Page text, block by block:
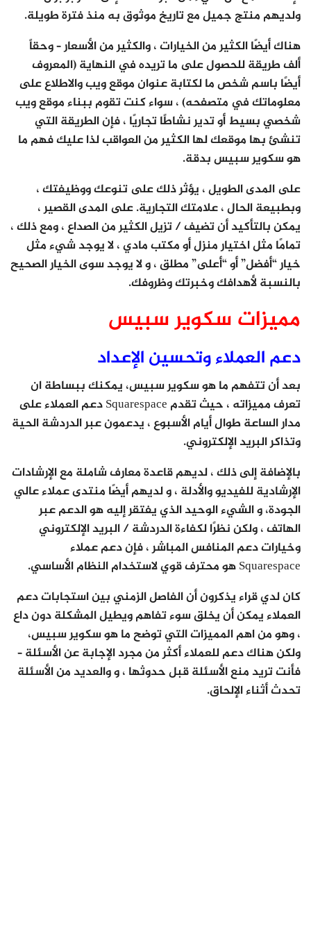
ولديهم منتج جميل مع تاريخ موثوق به منذ فترة طويلة.
هناك أيضًا الكثير من الخيارات ، والكثير من الأسعار – وحقاً
ألف طريقة للحصول على ما تريده في النهاية (المعروف
أيضًا باسم شخص ما لكتابة عنوان موقع ويب والاطلاع على
معلوماتك في متصفحه) ، سواء كنت تقوم ببناء موقع ويب
شخصي بسيط أو تدير نشاطًا تجاريًا ، فإن الطريقة التي
تنشئ بها موقعك لها الكثير من العواقب لذا عليك فهم ما
هو سكوير سبيس بدقة.
على المدى الطويل ، يؤثر ذلك على تنوعك ووظيفتك ،
وبطبيعة الحال ، علامتك التجارية. على المدى القصير ،
يمكن بالتأكيد أن تضيف / تزيل الكثير من الصداع ، ومع ذلك ،
تمامًا مثل اختيار منزل أو مكتب مادي ، لا يوجد شيء مثل
خيار “أفضل” أو “أعلى” مطلق ، و لا يوجد سوى الخيار الصحيح
بالنسبة لأهدافك وخبرتك وظروفك.
مميزات سكوير سبيس
دعم العملاء وتحسين الإعداد
بعد أن تتفهم ما هو سكوير سبيس، يمكنك ببساطة ان
تعرف مميزاته ، حيث تقدم Squarespace دعم العملاء على
مدار الساعة طوال أيام الأسبوع ، يدعمون عبر الدردشة الحية
وتذاكر البريد الإلكتروني.
بالإضافة إلى ذلك ، لديهم قاعدة معارف شاملة مع الإرشادات
الإرشادية للفيديو والأدلة ، و لديهم أيضًا منتدى عملاء عالي
الجودة، و الشيء الوحيد الذي يفتقر إليه هو الدعم عبر
الهاتف ، ولكن نظرًا لكفاءة الدردشة / البريد الإلكتروني
وخيارات دعم المنافس المباشر ، فإن دعم عملاء
Squarespace هو محترف قوي لاستخدام النظام الأساسي.
كان لدي قراء يذكرون أن الفاصل الزمني بين استجابات دعم
العملاء يمكن أن يخلق سوء تفاهم ويطيل المشكلة دون داع
، وهو من اهم المميزات التي توضح ما هو سكوير سبيس،
ولكن هناك دعم للعملاء أكثر من مجرد الإجابة عن الأسئلة –
فأنت تريد منع الأسئلة قبل حدوثها ، و والعديد من الأسئلة
تحدث أثناء الإلحاق.